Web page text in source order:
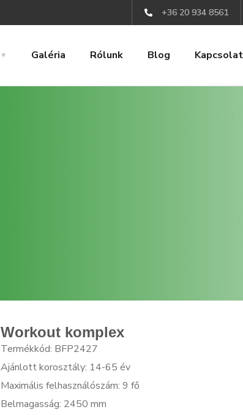
+36 20 934 8561
Galéria Rólunk Blog Kapcsolat
Workout komplex
Termékkód: BFP2427
Ajánlott korosztály: 14-65 év
Maximális felhasználószám: 9 fő
Belmagasság: 2450 mm